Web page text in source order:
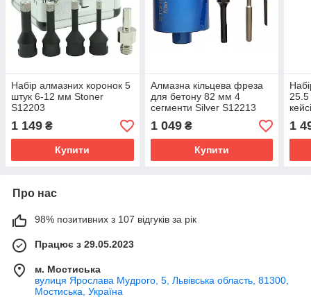
Набір алмазних коронок 5
штук 6-12 мм Stoner
S12203
1 149 ₴
Купити
Алмазна кільцева фреза
для бетону 82 мм 4
сегменти Silver S12213
1 049₴
Купити
1
Про нас
98% позитивних з 107 відгуків за рік
Працює з 29.05.2023
м. Мостиська
вулиця Ярослава Мудрого, 5, Львівська область, 81300,
Мостиська, Україна